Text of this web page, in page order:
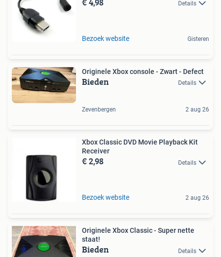
Details
Bezoek website Gisteren
Originele Xbox console - Zwart - Defect
Bieden Details
Zevenbergen 2 aug 26
Xbox Classic DVD Movie Playback Kit
Receiver
€ 2,98 Details
Bezoek website 2 aug 26
Originele Xbox Classic - Super nette
staat!
Bieden Details